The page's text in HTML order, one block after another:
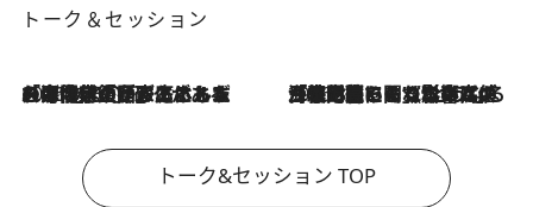
トーク＆セッション
2026.8.3
「今後値上げがあるとすれば…」「リスクがあるのは今年の冬」エネルギー専門家が語る、ホルムズ海峡封鎖が家庭にもたらす“ある心配” 2026.8.3
「住宅建てられない…」「サーチャージ料の高値が続いている」ホルムズ海峡封鎖による影響はいつまで続く？《エネルギー専門家に聞く“どうなる日本の暮らし”》
トーク&セッション TOP